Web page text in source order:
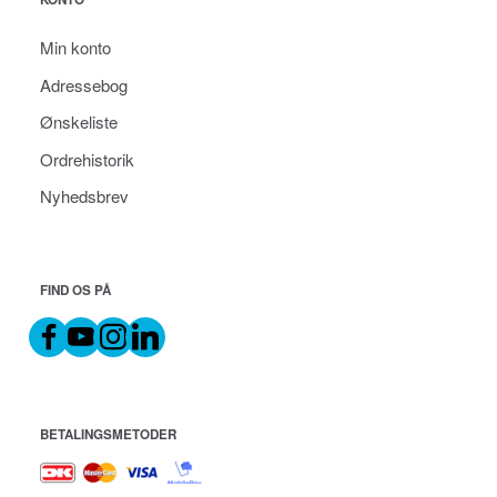
Min konto
Adressebog
Ønskeliste
Ordrehistorik
Nyhedsbrev
FIND OS PÅ
BETALINGSMETODER